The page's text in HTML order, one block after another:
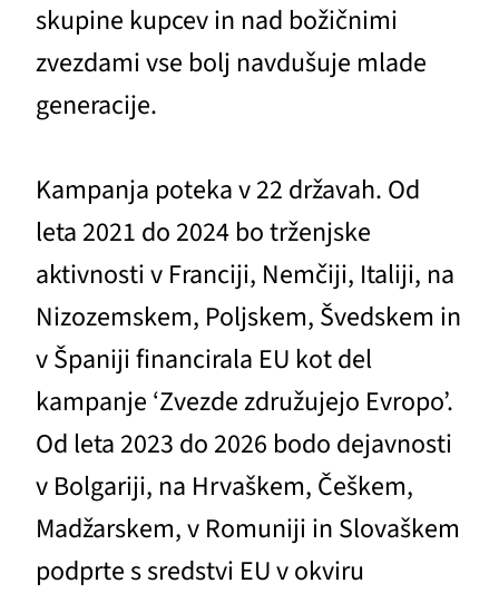
skupine kupcev in nad božičnimi
zvezdami vse bolj navdušuje mlade
generacije.
Kampanja poteka v 22 državah. Od
leta 2021 do 2024 bo trženjske
aktivnosti v Franciji, Nemčiji, Italiji, na
Nizozemskem, Poljskem, Švedskem in
v Španiji financirala EU kot del
kampanje ‘Zvezde združujejo Evropo’.
Od leta 2023 do 2026 bodo dejavnosti
v Bolgariji, na Hrvaškem, Češkem,
Madžarskem, v Romuniji in Slovaškem
podprte s sredstvi EU v okviru